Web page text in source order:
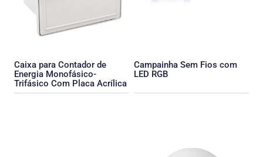
Caixa para Contador de
Energia Monofásico-
Trifásico Com Placa Acrílica
Campainha Sem Fios com
LED RGB